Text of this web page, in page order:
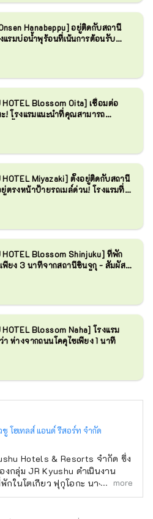
Hanabeppu] อยู่ติดกับสถานี
แรมบ่อน้ำพุร้อนที่เน้นการต้อนรับ
HOTEL Blossom Oita] เชื่อมต่อ
! โรงแรมแนะนำที่คุณสามารถ
HOTEL Miyazaki] ตั้งอยู่ติดกับสถานี
ตรงหน้าป้ายรถเมล์ด่วน! โรงแรมที่
HOTEL Blossom Shinjuku] ที่พัก
พียง 3 นาทีจากสถานีชินจูกุ - สัมผัส
HOTEL Blossom Naha] โรงแรม
า ห่างจากถนนโคคุไซเพียง 1 นาที
โฮเทลส์ แอนด์ รีสอร์ท จำกัด
Hotels & Resorts จำกัด ซึ่ง
งกลุ่ม JR Kyushu ดำเนินงาน
พักในโตเกียว ฟุกุโอกะ นางาซากิ
ตะ มิยาซากิ คาโกชิมะ และนาฮะ
more